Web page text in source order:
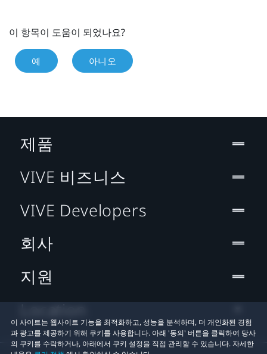
이 항목이 도움이 되었나요?
예 아니오
이 사이트는 웹사이트 기능을 최적화하고, 성능을 분석하며, 더 개인화된 경험
과 광고를 제공하기 위해 쿠키를 사용합니다. 아래 '동의' 버튼을 클릭하여 당사
의 쿠키를 수락하거나, 아래에서 쿠키 설정을 직접 관리할 수 있습니다. 자세한
제품
VIVE 비즈니스
VIVE Developers
회사
지원
Location